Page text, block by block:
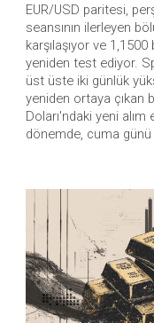
EUR/USD paritesi,
seansının ilerleyen
karşılaşıyor ve
yeniden test ediyor.
üst üste iki günlük
yeniden ortaya çıkan
Doları'ndaki yeni
dönemde, cuma günü